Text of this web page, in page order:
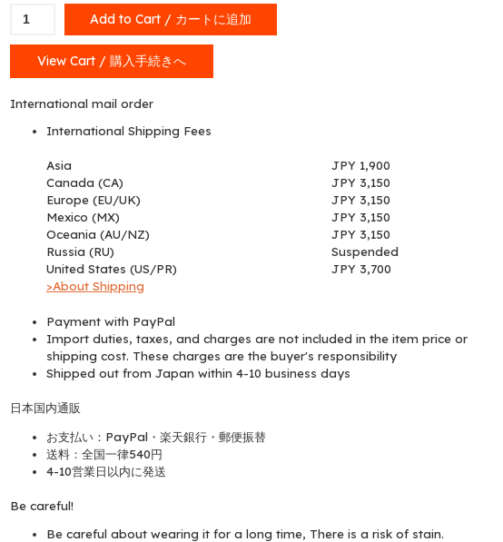
Feel-
Long
Add to Cart / カートに追加
View Cart / 購入手続きへ
International mail order
International Shipping Fees
Asia
JPY 1,900
Canada (CA)
JPY 3,150
Europe (EU/UK)
JPY 3,150
Mexico (MX)
JPY 3,150
Oceania (AU/NZ)
JPY 3,150
Russia (RU)
Suspended
United States (US/PR)
JPY 3,700
>About Shipping
Payment with PayPal
Import duties, taxes, and charges are not included in the item price or
shipping cost. These charges are the buyer's responsibility
Shipped out from Japan within 4-10 business days
日本国内通販
お支払い：PayPal・楽天銀行・郵便振替
送料：全国一律540円
4-10営業日以内に発送
Be careful!
Be careful about wearing it for a long time, There is a risk of stain.